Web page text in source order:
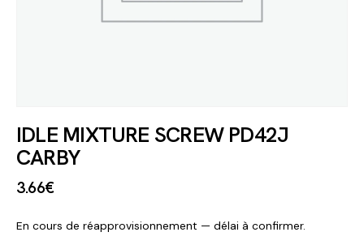
IDLE MIXTURE SCREW PD42J
CARBY
3.66€
En cours de réapprovisionnement — délai à confirmer.